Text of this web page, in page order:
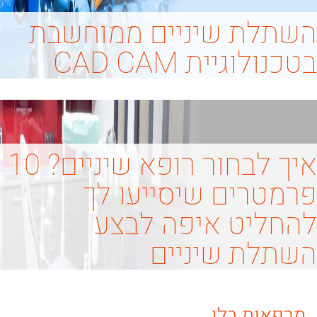
השתלת שיניים ממוחשבת
בטכנולוגיית CAD CAM
איך לבחור רופא שיניים? 10
פרמטרים שיסייעו לך
להחליט איפה לבצע
השתלת שיניים